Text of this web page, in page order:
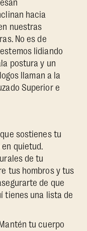
hacia
nuestras
No es de
lidiando
postura y un
llaman a la
Superior e
sostienes tu
quietud.
de tu
tus hombros y tus
de que
tienes una lista de
tu cuerpo